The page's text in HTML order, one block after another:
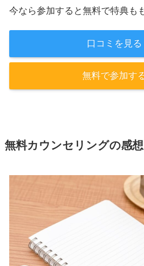
今なら参加すると無料で特典も
口コミを見る
無料で参加す
無料カウンセリングの感想